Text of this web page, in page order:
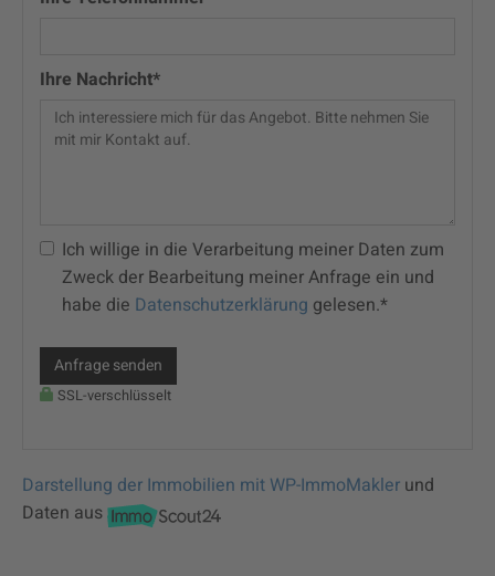
Ihre Nachricht*
Ich willige in die Verarbeitung meiner Daten zum
Zweck der Bearbeitung meiner Anfrage ein und
habe die Datenschutzerklärung gelesen.*
Anfrage senden
SSL-verschlüsselt
Darstellung der Immobilien mit WP-ImmoMakler und
Daten aus